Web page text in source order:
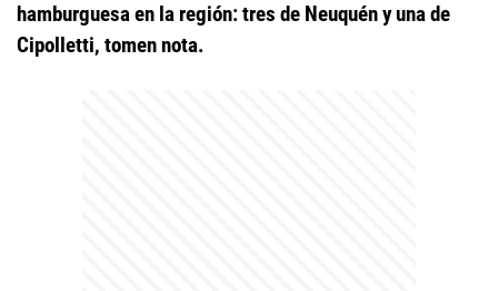
hamburguesa en la región: tres de Neuquén y una de
Cipolletti, tomen nota.